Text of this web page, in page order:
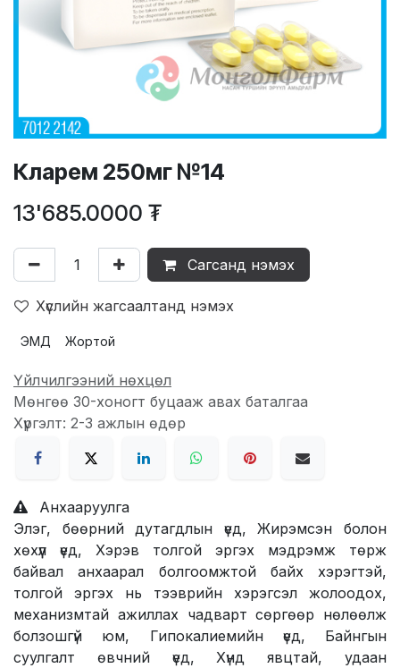
Кларем 250мг №14
13'685.0000 ₮
Сагсанд нэмэх
Хүслийн жагсаалтанд нэмэх
ЭМД Жортой
Үйлчилгээний нөхцөл
Мөнгөө 30-хоногт буцааж авах баталгаа
Хүргэлт: 2-3 ажлын өдөр
Анхааруулга
Элэг, бөөрний дутагдлын үед, Жирэмсэн болон
хөхүүл үед, Хэрэв толгой эргэх мэдрэмж төрж
байвал анхаарал болгоомжтой байх хэрэгтэй,
толгой эргэх нь тээ​врийн хэрэгсэл жолоодох,
механизмтай ажиллах чадварт сөргөөр нөлөөлж
болзошгүй юм, Гипокалиемийн үед, Байнгын
суулгалт өвчний үед, Хүнд явцтай, удаан